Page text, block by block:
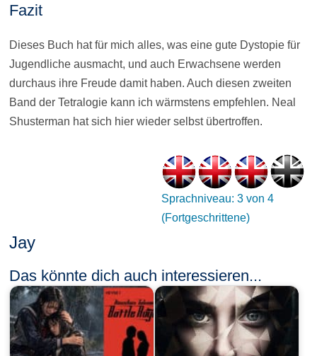
Fazit
Dieses Buch hat für mich alles, was eine gute Dystopie für
Jugendliche ausmacht, und auch Erwachsene werden
durchaus ihre Freude damit haben. Auch diesen zweiten
Band der Tetralogie kann ich wärmstens empfehlen. Neal
Shusterman hat sich hier wieder selbst übertroffen.
Sprachniveau: 3 von 4
(Fortgeschrittene)
Jay
Das könnte dich auch interessieren...